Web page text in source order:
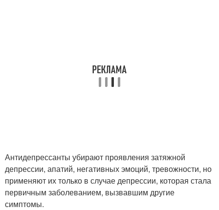
Антидепрессанты убирают проявления затяжной
депрессии, апатий, негативных эмоций, тревожности, но
применяют их только в случае депрессии, которая стала
первичным заболеванием, вызвавшим другие
симптомы.